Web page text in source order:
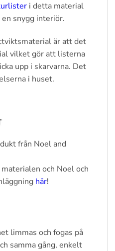
i detta material
snygg interiör.
är att det
vilket gör att listerna
upp i skarvarna. Det
i huset.
från Noel and
och Noel och
här!
limmas och fogas på
samma gång, enkelt